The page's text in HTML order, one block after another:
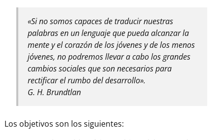
«Si no somos capaces de traducir nuestras
palabras en un lenguaje que pueda alcanzar la
mente y el corazón de los jóvenes y de los menos
jóvenes, no podremos llevar a cabo los grandes
cambios sociales que son necesarios para
rectificar el rumbo del desarrollo».
G. H. Brundtlan
Los objetivos son los siguientes: